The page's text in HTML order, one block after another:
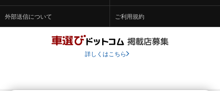
外部送信について ご利用規約
詳しくはこちら